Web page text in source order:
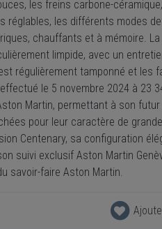
les freins carbone-
réglables, les différents modes
chauffants et à mémoire.
limpide, avec un
régulièrement tamponné et
le 5 novembre 2024 à 23
Martin, permettant à son
pour leur caractère de
Centenary, sa configuration
suivi exclusif Aston Martin
savoir-faire Aston Martin.